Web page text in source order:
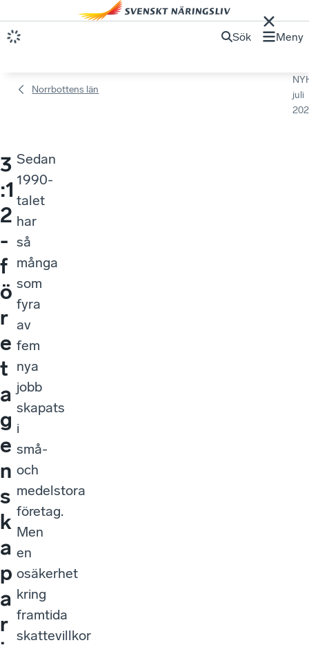
Sök Meny
Norrbottens län
juli
3
:1
2
-
f
ö
r
e
t
a
g
e
n
s
k
a
p
a
r
Sedan
1990-
talet
har
så
många
som
fyra
av
fem
nya
jobb
skapats
i
små-
och
medelstora
företag.
Men
en
osäkerhet
kring
framtida
skattevillkor